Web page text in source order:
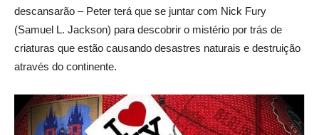
descansarão – Peter terá que se juntar com Nick Fury
(Samuel L. Jackson) para descobrir o mistério por trás de
criaturas que estão causando desastres naturais e destruição
através do continente.